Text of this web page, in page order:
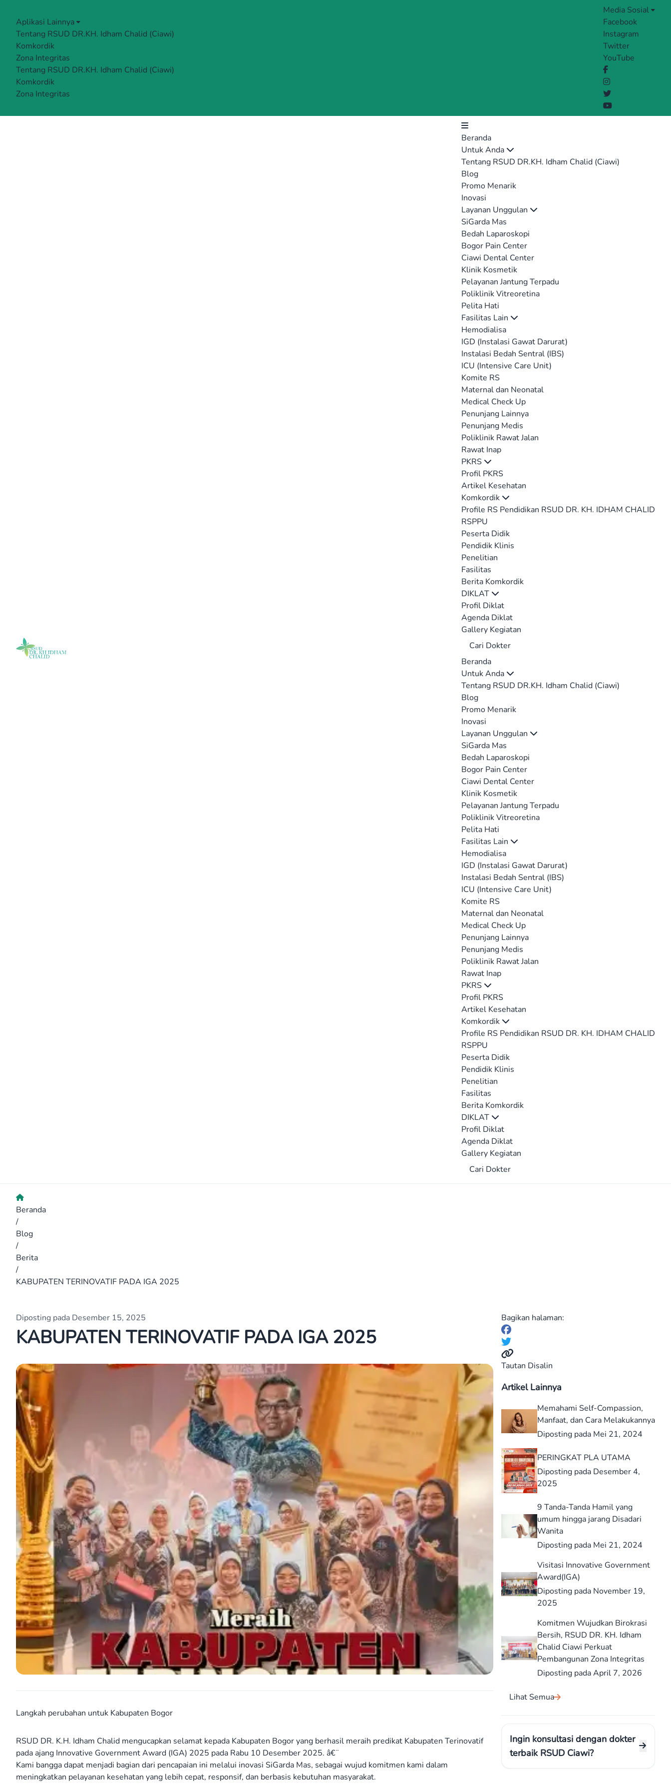
Aplikasi Lainnya
Tentang RSUD DR.KH. Idham Chalid (Ciawi)
Komkordik
Zona Integritas
Tentang RSUD DR.KH. Idham Chalid (Ciawi)
Komkordik
Zona Integritas
Media Sosial
Facebook
Instagram
Twitter
YouTube
Beranda
Untuk Anda
Tentang RSUD DR.KH. Idham Chalid (Ciawi)
Blog
Promo Menarik
Inovasi
Layanan Unggulan
SiGarda Mas
Bedah Laparoskopi
Bogor Pain Center
Ciawi Dental Center
Klinik Kosmetik
Pelayanan Jantung Terpadu
Poliklinik Vitreoretina
Pelita Hati
Fasilitas Lain
Hemodialisa
IGD (Instalasi Gawat Darurat)
Instalasi Bedah Sentral (IBS)
ICU (Intensive Care Unit)
Komite RS
Maternal dan Neonatal
Medical Check Up
Penunjang Lainnya
Penunjang Medis
Poliklinik Rawat Jalan
Rawat Inap
PKRS
Profil PKRS
Artikel Kesehatan
Komkordik
Profile RS Pendidikan RSUD DR. KH. IDHAM CHALID
RSPPU
Peserta Didik
Pendidik Klinis
Penelitian
Fasilitas
Berita Komkordik
DIKLAT
Profil Diklat
Agenda Diklat
Gallery Kegiatan
Cari Dokter
Beranda
Untuk Anda
Tentang RSUD DR.KH. Idham Chalid (Ciawi)
Blog
Promo Menarik
Inovasi
Layanan Unggulan
SiGarda Mas
Bedah Laparoskopi
Bogor Pain Center
Ciawi Dental Center
Klinik Kosmetik
Pelayanan Jantung Terpadu
Poliklinik Vitreoretina
Pelita Hati
Fasilitas Lain
Hemodialisa
IGD (Instalasi Gawat Darurat)
Instalasi Bedah Sentral (IBS)
ICU (Intensive Care Unit)
Komite RS
Maternal dan Neonatal
Medical Check Up
Penunjang Lainnya
Penunjang Medis
Poliklinik Rawat Jalan
Rawat Inap
PKRS
Profil PKRS
Artikel Kesehatan
Komkordik
Profile RS Pendidikan RSUD DR. KH. IDHAM CHALID
RSPPU
Peserta Didik
Pendidik Klinis
Penelitian
Fasilitas
Berita Komkordik
DIKLAT
Profil Diklat
Agenda Diklat
Gallery Kegiatan
Cari Dokter
Beranda
/
Blog
/
Berita
/
KABUPATEN TERINOVATIF PADA IGA 2025
Diposting pada Desember 15, 2025
KABUPATEN TERINOVATIF PADA IGA 2025
Langkah perubahan untuk Kabupaten Bogor
RSUD DR. K.H. Idham Chalid mengucapkan selamat kepada Kabupaten Bogor yang berhasil meraih predikat Kabupaten Terinovatif
pada ajang Innovative Government Award (IGA) 2025 pada Rabu 10 Desember 2025. â€¨
Kami bangga dapat menjadi bagian dari pencapaian ini melalui inovasi SiGarda Mas, sebagai wujud komitmen kami dalam
meningkatkan pelayanan kesehatan yang lebih cepat, responsif, dan berbasis kebutuhan masyarakat.
Bagikan halaman:
Tautan Disalin
Artikel Lainnya
Memahami Self-Compassion,
Manfaat, dan Cara Melakukannya
Diposting pada Mei 21, 2024
PERINGKAT PLA UTAMA
Diposting pada Desember 4,
2025
9 Tanda-Tanda Hamil yang
umum hingga jarang Disadari
Wanita
Diposting pada Mei 21, 2024
Visitasi Innovative Government
Award(IGA)
Diposting pada November 19,
2025
Komitmen Wujudkan Birokrasi
Bersih, RSUD DR. KH. Idham
Chalid Ciawi Perkuat
Pembangunan Zona Integritas
Diposting pada April 7, 2026
Lihat Semua
Ingin konsultasi dengan dokter
terbaik RSUD Ciawi?